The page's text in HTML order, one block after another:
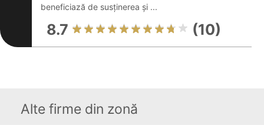
beneficiază de susținerea și ...
8.7 (10)
Alte firme din zonă